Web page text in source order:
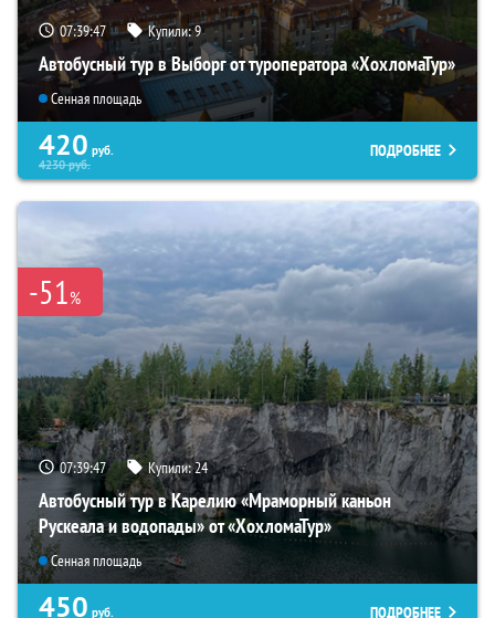
07:39:45 Купили:9
Автобусный тур в Выборг от туроператора «ХохломаТур»
Сенная площадь
420 руб.
4230руб.
ПОДРОБНЕЕ
-51%
07:39:45 Купили:24
Автобусный тур в Карелию «Мраморный каньон
Рускеала и водопады» от «ХохломаТур»
Сенная площадь
450 руб. ПОДРОБНЕЕ